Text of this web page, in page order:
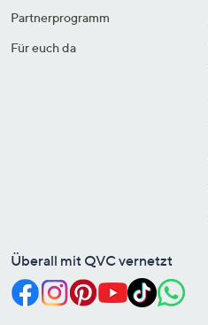
Partnerprogramm
Für euch da
Überall mit QVC vernetzt